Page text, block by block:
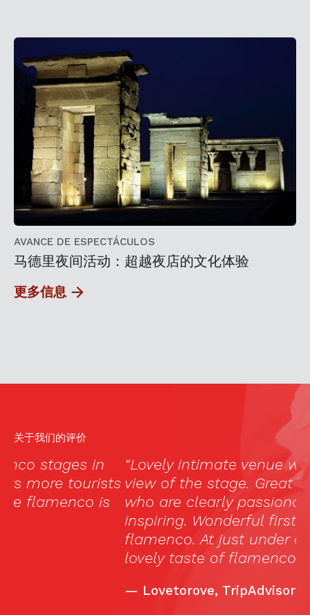
AVANCE DE ESPECTÁCULOS
马德里夜间活动：超越夜店的文化体验
更多信息
关于我们的评价
“Lovely intimate venue with a good
view of the stage. Great performers
who are clearly passionate and
inspiring. Wonderful first experience of
flamenco. At just under an hour, it’s a
lovely taste of flamenco.”
Lovetorove, TripAdvisor